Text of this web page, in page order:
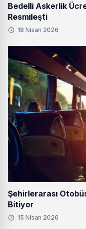
Bedelli Askerlik
Resmileşti
18 Nisan 2026
Şehirlerarası
Bitiyor
15 Nisan 2026